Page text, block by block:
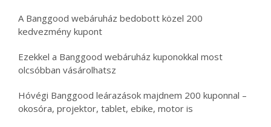
A Banggood webáruház bedobott közel 200
kedvezmény kupont
Ezekkel a Banggood webáruház kuponokkal most
olcsóbban vásárolhatsz
Hóvégi Banggood leárazások majdnem 200 kuponnal –
okosóra, projektor, tablet, ebike, motor is